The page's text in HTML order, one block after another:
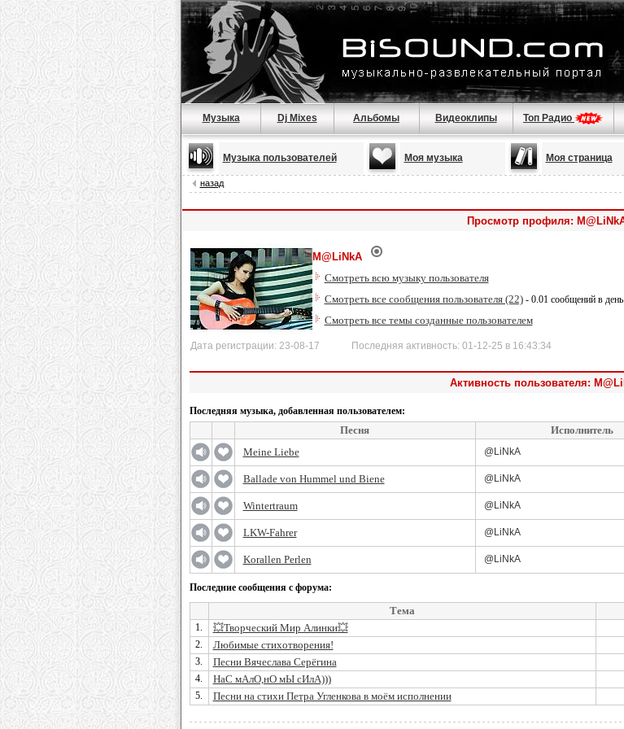
Музыка Dj Mixes Альбомы Видеоклипы Топ Радио
Музыка пользователей Моя музыка Моя страница
назад
Просмотр профиля:
M@LiNkA
Смотреть всю музыку пользователя
Смотреть все сообщения пользователя (22)- 0.01 сообщений в день
Смотреть все темы созданные пользователем
Дата регистрации: 23-08-17 Последняя активность: 01-12-25 в 16:43:34
Активность пользователя:
Последняя музыка, добавленная пользователем:
Песня
Исполнитель
Meine Liebe
@LiNkA
Ballade von Hummel und Biene @LiNkA
Wintertraum @LiNkA
LKW-Fahrer @LiNkA
Korallen Perlen @LiNkA
Последние сообщения с форума:
Тема
1. 💥Творческий Мир Алинки💥
2. Любимые стихотворения!
3. Песни Вячеслава Серёгина
4. НаС мАлО,нО мЫ сИлА)))
5. Песни на стихи Петра Угленкова в моём исполнении